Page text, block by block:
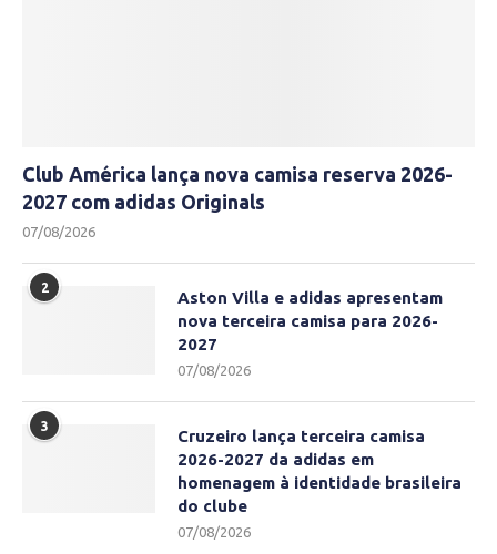
Club América lança nova camisa reserva 2026-
2027 com adidas Originals
07/08/2026
2
Aston Villa e adidas apresentam
nova terceira camisa para 2026-
2027
07/08/2026
3
Cruzeiro lança terceira camisa
2026-2027 da adidas em
homenagem à identidade brasileira
do clube
07/08/2026